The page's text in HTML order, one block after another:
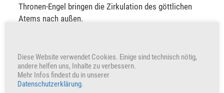
Thronen-Engel bringen die Zirkulation des göttlichen
Atems nach außen.
+91 Herzen freuen auch uns
VERKÜNDE UND TEILE
Diese Website verwendet Cookies. Einige sind technisch nötig,
andere helfen uns, Inhalte zu verbessern.
Mehr Infos findest du in unserer
Datenschutzerklärung.